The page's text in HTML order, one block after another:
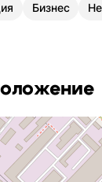
Бизнес